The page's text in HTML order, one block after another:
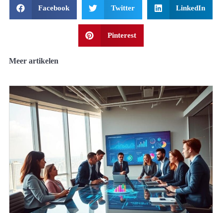
Facebook Twitter LinkedIn
Pinterest
Meer artikelen